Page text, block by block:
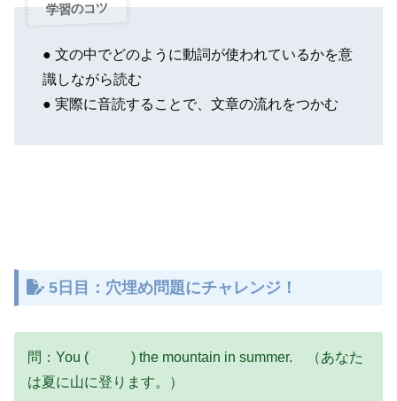
学習のコツ
● 文の中でどのように動詞が使われているかを意
識しながら読む
● 実際に音読することで、文章の流れをつかむ
5日目：穴埋め問題にチャレンジ！
問：You ( ) the mountain in summer. （あなた
は夏に山に登ります。）